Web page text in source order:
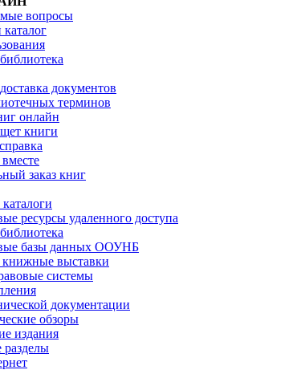
вопросы
документов
терминов
онлайн
книги
заказ книг
ресурсы удаленного доступа
базы данных ООУНБ
выставки
системы
документации
обзоры
издания
разделы